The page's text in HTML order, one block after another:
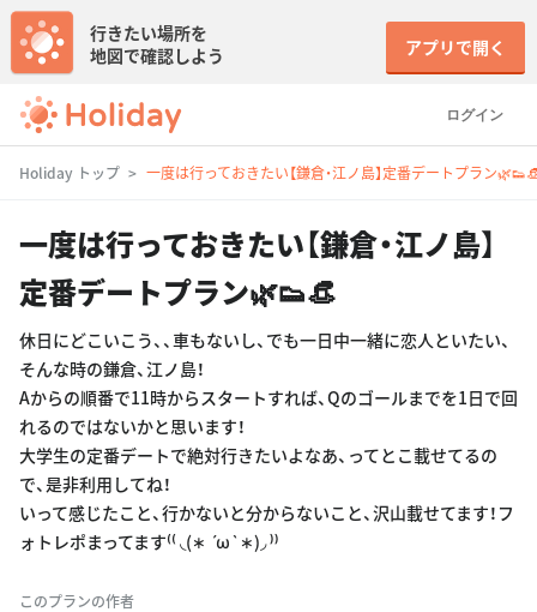
ログイン
行きたい場所を
地図で確認しよう
アプリで開く
Holiday トップ 一度は行っておきたい【鎌倉・江ノ島】定番デートプラン
一度は行っておきたい【鎌倉・江ノ島】
定番デートプラン🌿👟👒
休日にどこいこう、、車もないし、でも一日中一緒に恋人といたい、
そんな時の鎌倉、江ノ島！
Aからの順番で11時からスタートすれば、Qのゴールまでを1日で回
れるのではないかと思います！
大学生の定番デートで絶対行きたいよなあ、ってとこ載せてるの
で、是非利用してね！
いって感じたこと、行かないと分からないこと、沢山載せてます！フ
ォトレポまってます⁽⁽ ◟(∗ ˊωˋ ∗)◞ ⁾⁾
このプランの作者